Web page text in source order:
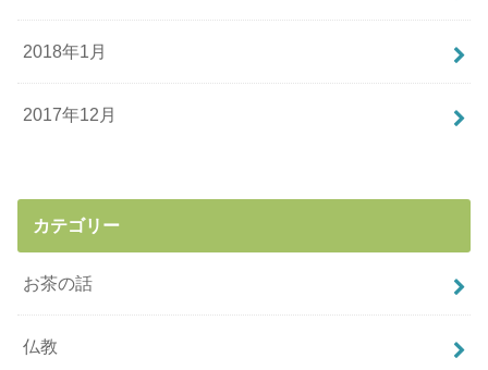
2018年1月
2017年12月
カテゴリー
お茶の話
仏教